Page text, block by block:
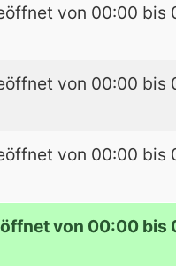
von 00:00 bis
von 00:00 bis
von 00:00 bis
von 00:00 bis